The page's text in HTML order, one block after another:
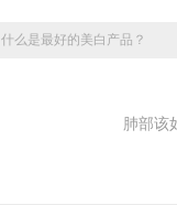
什么是最好的美白产品？
肺部该